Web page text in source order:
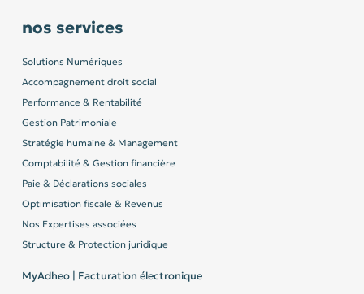
nos services
Solutions Numériques
Accompagnement droit social
Performance & Rentabilité
Gestion Patrimoniale
Stratégie humaine & Management
Comptabilité & Gestion financière
Paie & Déclarations sociales
Optimisation fiscale & Revenus
Nos Expertises associées
Structure & Protection juridique
MyAdheo | Facturation électronique